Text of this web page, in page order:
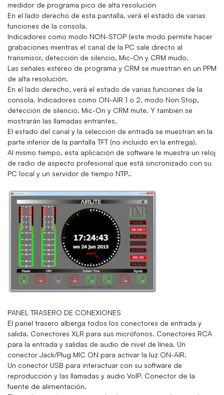
medidor de programa pico de alta resolución
En el lado derecho de esta pantalla, verá el estado de varias
funciones de la consola.
Indicadores como modo NON-STOP (este modo permite hacer
grabaciones mientras el canal de la PC sale directo al
transmisor, detección de silencio, Mic-On y CRM mudo.
Las señales estéreo de programa y CRM se muestran en un PPM
de alta resolución.
En el lado derecho, verá el estado de varias funciones de la
consola. Indicadores como ON-AIR 1 o 2, modo Non Stop,
detección de silencio, Mic-On y CRM mute. Y también se
mostrarán las llamadas entrantes.
El estado del canal y la selección de entrada se muestran en la
parte inferior de la pantalla TFT (no incluido en la entrega).
Al mismo tiempo, esta aplicación de software le muestra un reloj
de radio de aspecto profesional que está sincronizado con su
PC local y un servidor de tiempo NTP..
PANEL TRASERO DE CONEXIONES
El panel trasero alberga todos los conectores de entrada y
salida. Conectores XLR para sus micrófonos. Conectores RCA
para la entrada y salidas de audio de nivel de línea. Un
conector Jack/Plug MIC ON para activar la luz ON-AIR.
Un conector USB para interactuar con su software de
reproducción y las llamadas y audio VoIP. Conector de la
fuente de alimentación.